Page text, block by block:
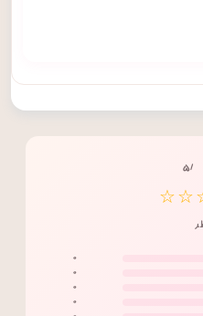
/ ۵
۰
۰
۰
۰